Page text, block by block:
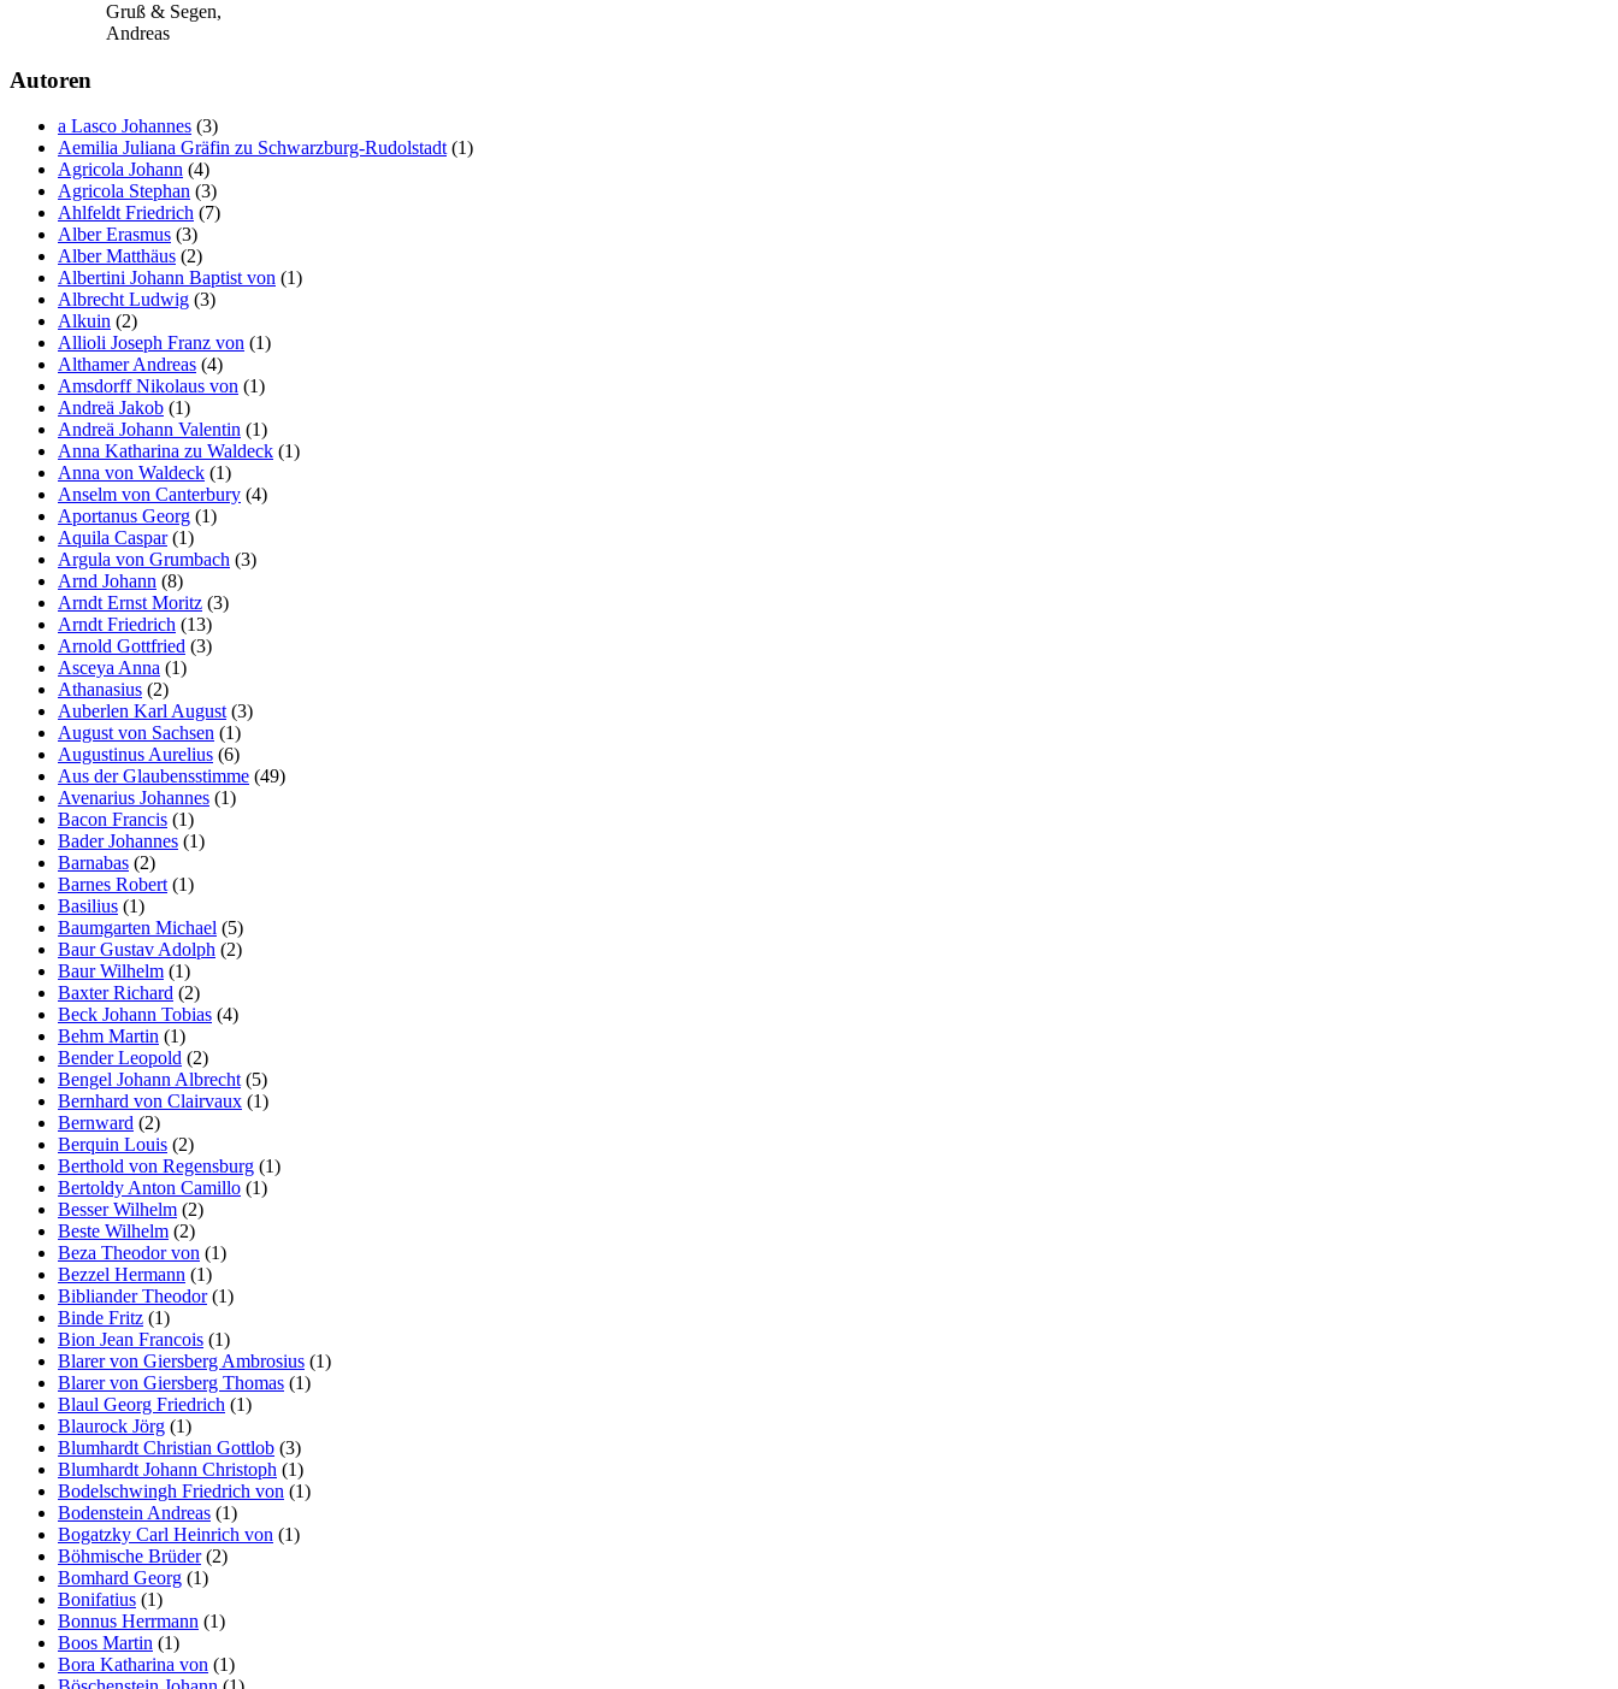
Gruß & Segen,
Andreas
Autoren
a Lasco Johannes (3)
Aemilia Juliana Gräfin zu Schwarzburg-Rudolstadt(1)
Agricola Johann (4)
Agricola Stephan (3)
Ahlfeldt Friedrich (7)
Alber Erasmus (3)
Alber Matthäus (2)
Albertini Johann Baptist von (1)
Albrecht Ludwig (3)
Alkuin (2)
Allioli Joseph Franz von (1)
Althamer Andreas (4)
Amsdorff Nikolaus von (1)
Andreä Jakob (1)
Andreä Johann Valentin (1)
Anna Katharina zu Waldeck (1)
Anna von Waldeck (1)
Anselm von Canterbury (4)
Aportanus Georg (1)
Aquila Caspar(1)
Argula von Grumbach (3)
Arnd Johann (8)
Arndt Ernst Moritz (3)
Arndt Friedrich (13)
Arnold Gottfried (3)
Asceya Anna (1)
Athanasius (2)
Auberlen Karl August(3)
August von Sachsen (1)
Augustinus Aurelius (6)
Aus der Glaubensstimme (49)
Avenarius Johannes (1)
Bacon Francis (1)
Bader Johannes (1)
Barnabas (2)
Barnes Robert(1)
Basilius (1)
Baumgarten Michael (5)
Baur Gustav Adolph (2)
Baur Wilhelm (1)
Baxter Richard (2)
Beck Johann Tobias (4)
Behm Martin (1)
Bender Leopold (2)
Bengel Johann Albrecht(5)
Bernhard von Clairvaux (1)
Bernward (2)
Berquin Louis (2)
Berthold von Regensburg (1)
Bertoldy Anton Camillo (1)
Besser Wilhelm (2)
Beste Wilhelm (2)
Beza Theodor von (1)
Bezzel Hermann (1)
Bibliander Theodor(1)
Binde Fritz (1)
Bion Jean Francois (1)
Blarer von Giersberg Ambrosius (1)
Blarer von Giersberg Thomas (1)
Blaul Georg Friedrich (1)
Blaurock Jörg (1)
Blumhardt Christian Gottlob (3)
Blumhardt Johann Christoph (1)
Bodelschwingh Friedrich von (1)
Bodenstein Andreas (1)
Bogatzky Carl Heinrich von (1)
Böhmische Brüder(2)
Bomhard Georg (1)
Bonifatius (1)
Bonnus Herrmann (1)
Boos Martin (1)
Bora Katharina von (1)